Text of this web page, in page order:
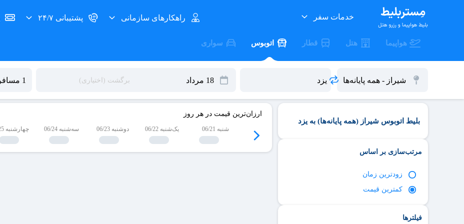
خدمات سفر راهکارهای سازمانی پشتیبانی ۲۴/۷
هواپیما هتل قطار اتوبوس سواری
بلیط اتوبوس شیراز (همه پایانه‌ها) به یزد
مرتب‌سازی بر اساس
زود‌ترین زمان
کمترین قیمت
فیلترها
ارزان‌ترین قیمت در هر روز
شنبه 06/21 یک‌شنبه 06/22 دوشنبه 06/23 سه‌شنبه 06/24 چهارشنبه 06/25